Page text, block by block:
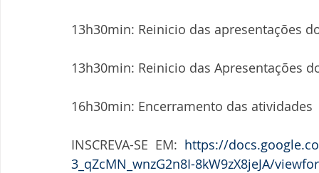
13h30min: Reinicio das apresentações
13h30min: Reinicio das Apresentações
16h30min: Encerramento das atividades
INSCREVA-SE EM: https://
3_qZcMN_wnzG2n8I-8kW9zX8jeJA/